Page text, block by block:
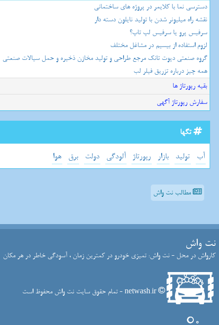
دسترسی نما با کلایمر در پروژه های ساختمانی
نقشه راه میلیونر شدن با تولید نایلون دسته دار
سرفیس پرو یا سرفیس لپ تاپ؟
لزوم استفاده از بیسیم در مشاغل مختلف
گروه صنعتی دپوت تانک مرجع طراحی و تولید مخازن ذخیره و حمل سیالات صنعتی
همه چیز درباره تزریق فیلر لب
بقیه رپورتاژ ها
سفارش رپورتاژ آگهی
تگها
آب تولید بازار رپورتاژ آلودگی دولت برق هوا
مطالب نت واش
نت واش
کارواش در محل - نت واش: تمیزی خودرو در کمترین زمان ، آسودگی خاطر در هر مکان
netwash.ir - تمام حقوق سایت نت واش محفوظ است